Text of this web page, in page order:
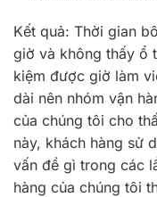
Kết quả: Thời gian
giờ và không thấy ổ
kiệm được giờ làm
dài nên nhóm vận
của chúng tôi cho
này, khách hàng sử
vấn đề gì trong các
hàng của chúng tôi